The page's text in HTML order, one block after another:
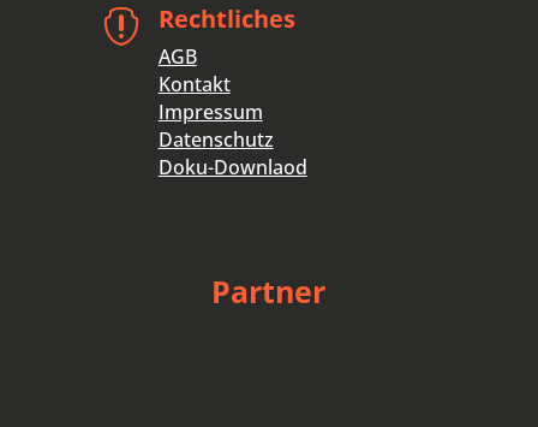
 Rechtliches
AGB
Kontakt
Impressum
Datenschutz
Doku-Downlaod
Partner